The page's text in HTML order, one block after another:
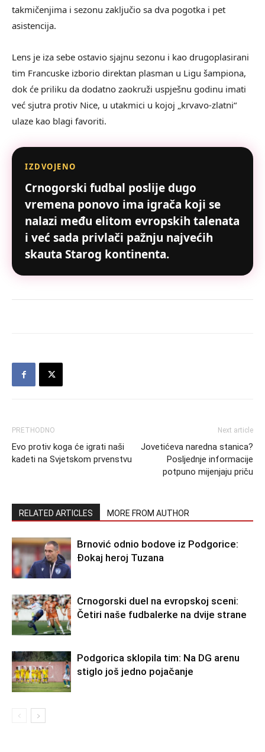
takmičenjima i sezonu zaključio sa dva pogotka i pet
asistencija.
Lens je iza sebe ostavio sjajnu sezonu i kao drugoplasirani
tim Francuske izborio direktan plasman u Ligu šampiona,
dok će priliku da dodatno zaokruži uspješnu godinu imati
već sjutra protiv Nice, u utakmici u kojoj „krvavo-zlatni“
ulaze kao blagi favoriti.
IZDVOJENO
Crnogorski fudbal poslije dugo
vremena ponovo ima igrača koji se
nalazi među elitom evropskih talenata
i već sada privlači pažnju najvećih
skauta Starog kontinenta.
PRETHODNO
Evo protiv koga će igrati naši
kadeti na Svjetskom prvenstvu
Next article
Jovetićeva naredna stanica?
Posljednje informacije
potpuno mijenjaju priču
RELATED ARTICLES MORE FROM AUTHOR
Brnović odnio bodove iz Podgorice:
Đokaj heroj Tuzana
Crnogorski duel na evropskoj sceni:
Četiri naše fudbalerke na dvije strane
Podgorica sklopila tim: Na DG arenu
stiglo još jedno pojačanje